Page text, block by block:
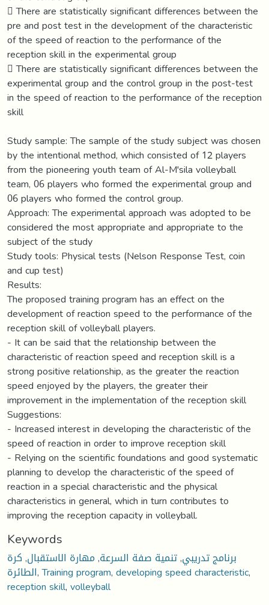
 There are statistically significant differences between the
pre and post test in the development of the characteristic
of the speed of reaction to the performance of the
reception skill in the experimental group
 There are statistically significant differences between the
experimental group and the control group in the post-test
in the speed of reaction to the performance of the reception
skill
Study sample: The sample of the study subject was chosen
by the intentional method, which consisted of 12 players
from the pioneering youth team of Al-M'sila volleyball
team, 06 players who formed the experimental group and
06 players who formed the control group.
Approach: The experimental approach was adopted to be
considered the most appropriate and appropriate to the
subject of the study
Study tools: Physical tests (Nelson Response Test, coin
and cup test)
Results:
The proposed training program has an effect on the
development of reaction speed to the performance of the
reception skill of volleyball players.
- It can be said that the relationship between the
characteristic of reaction speed and reception skill is a
strong positive relationship, as the greater the reaction
speed enjoyed by the players, the greater their
improvement in the implementation of the reception skill
Suggestions:
- Increased interest in developing the characteristic of the
speed of reaction in order to improve reception skill
- Relying on the scientific foundations and good systematic
planning to develop the characteristic of the speed of
reaction in a special characteristic and the physical
characteristics in general, which in turn contributes to
improving the reception capacity in volleyball.
Keywords
برنامج تدريبي,تنمية صفة السرعة,مهارة الاستقبال,كرة
الطائرة,Training program,developing speed characteristic,
reception skill,volleyball